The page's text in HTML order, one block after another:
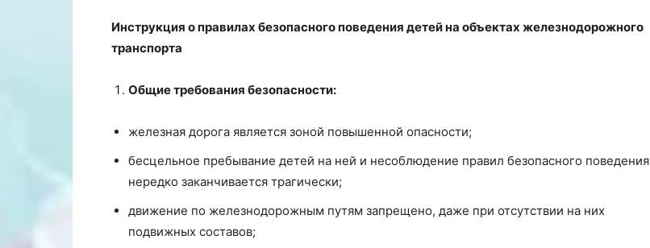
Инструкция о правилах безопасного поведения детей на объектах железнодорожного
транспорта
Общие требования безопасности:
железная дорога является зоной повышенной опасности;
бесцельное пребывание детей на ней и несоблюдение правил безопасного поведения
нередко заканчивается трагически;
движение по железнодорожным путям запрещено, даже при отсутствии на них
подвижных составов;